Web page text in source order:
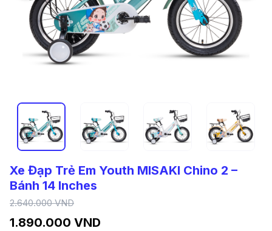
Xe Đạp Trẻ Em Youth MISAKI Chino 2 –
Bánh 14 Inches
1.890.000 VND
2.640.000 VND